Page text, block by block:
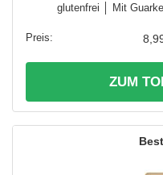
glutenfrei │ Mit
ZUM